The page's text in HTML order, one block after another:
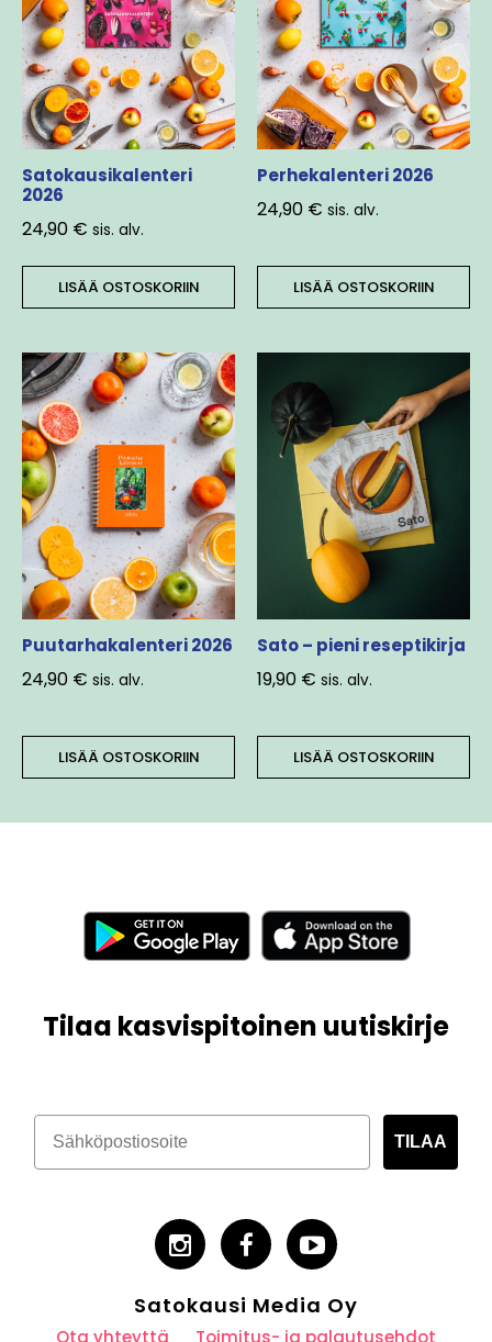
Satokausikalenteri
2026
24,90 € sis. alv.
LISÄÄ OSTOSKORIIN
Perhekalenteri 2026
24,90 € sis. alv.
LISÄÄ OSTOSKORIIN
Puutarhakalenteri 2026
24,90 € sis. alv.
LISÄÄ OSTOSKORIIN
Sato – pieni reseptikirja
19,90 € sis. alv.
LISÄÄ OSTOSKORIIN
Tilaa kasvispitoinen uutiskirje
TILAA
Satokausi Media Oy
Ota yhteyttä Toimitus- ja palautusehdot